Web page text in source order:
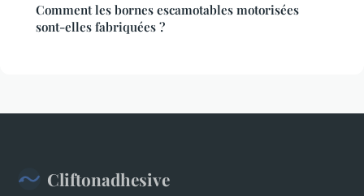
Comment les bornes escamotables motorisées
sont-elles fabriquées ?
Cliftonadhesive